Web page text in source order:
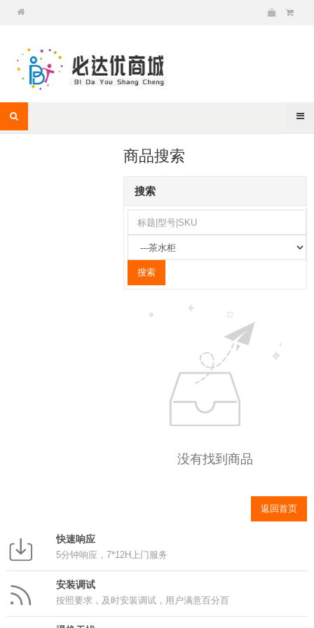
商品搜索
搜索
没有找到商品
返回首页
快速响应
5分钟响应，7*12H上门服务
安装调试
按照要求，及时安装调试，用户满意百分百